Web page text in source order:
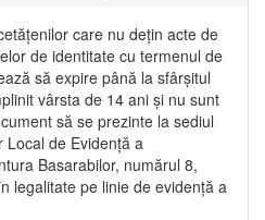
care nu dețin acte de
de identitate cu termenul de
să expire până la sfârșitul
vârsta de 14 ani și nu sunt
să se prezinte la sediul
Local de Evidență a
Basarabilor, numărul 8,
legalitate pe linie de evidență a